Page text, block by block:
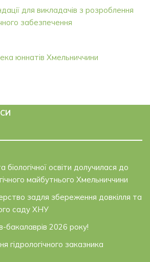
для викладачів з розроблення
забезпечення
юннатів Хмельниччини
біологічної освіти долучилася до
майбутнього Хмельниччини
задля збереження довкілля та
саду ХНУ
бакалаврів 2026 року!
гідрологічного заказника